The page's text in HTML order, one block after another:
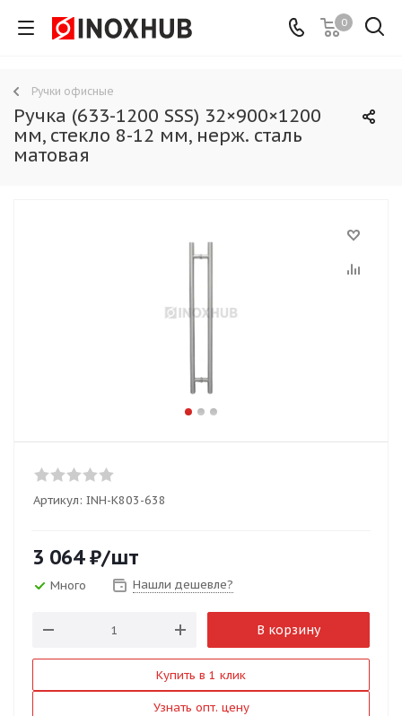
0
Ручки офисные
Ручка (633-1200 SSS) 32×900×1200
мм, стекло 8-12 мм, нерж. сталь
матовая
Артикул: INH-K803-638
3 064₽/шт
Много Нашли дешевле?
В корзину
Купить в 1 клик
Узнать опт. цену